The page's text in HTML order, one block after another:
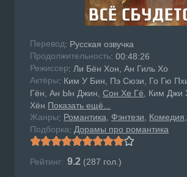
Перевод: Русская озвучка
Продолжительность: 00:48:26
Режисcер: Ли Бён Хон, Ан Гиль Хо
Актёры: Ким У Бин, Пэ Сюзи, Го Гю
Гён, Ан Ын Джин, Сон Хе Гё, Ким Джи
Хён Показать ещё...
Жанры: Романтика Фэнтези Комедия
Подборка: Дорамы про романтика
Рейтинг: 9.2 (287 гол.)